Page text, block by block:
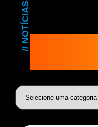
// NOTÍCIASBLOG